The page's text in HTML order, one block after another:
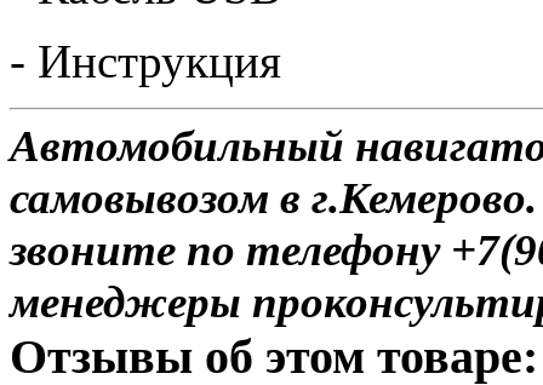
- Инструкция
Автомобильный
самовывозом в
звоните по телефону
менеджеры
Отзывы об этом товаре: